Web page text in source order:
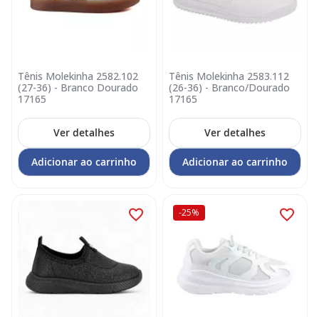
Tênis Molekinha 2582.102
(27-36) - Branco Dourado
17165
Ver detalhes
Adicionar ao carrinho
Tênis Molekinha 2583.112
(26-36) - Branco/Dourado
17165
Ver detalhes
Adicionar ao carrinho
-25%